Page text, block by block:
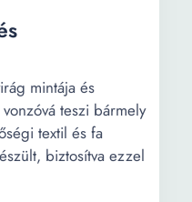
mintája és
teszi bármely
textil és fa
biztosítva ezzel